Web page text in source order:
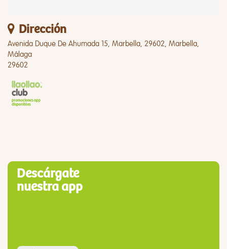
Dirección
Avenida Duque De Ahumada 15, Marbella, 29602, Marbella,
Málaga
29602
Descárgate
nuestra app